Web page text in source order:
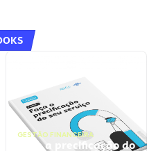
GESTÃO FINANCEIRA
Faça a precificação do